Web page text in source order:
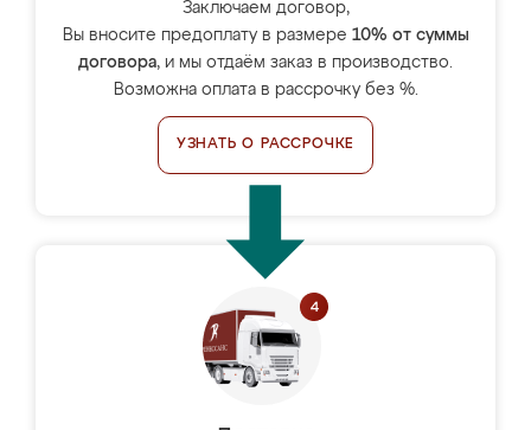
Заключаем договор,
Вы вносите предоплату в размере 10% от суммы
договора, и мы отдаём заказ в производство.
Возможна оплата в рассрочку без %.
УЗНАТЬ О РАССРОЧКЕ